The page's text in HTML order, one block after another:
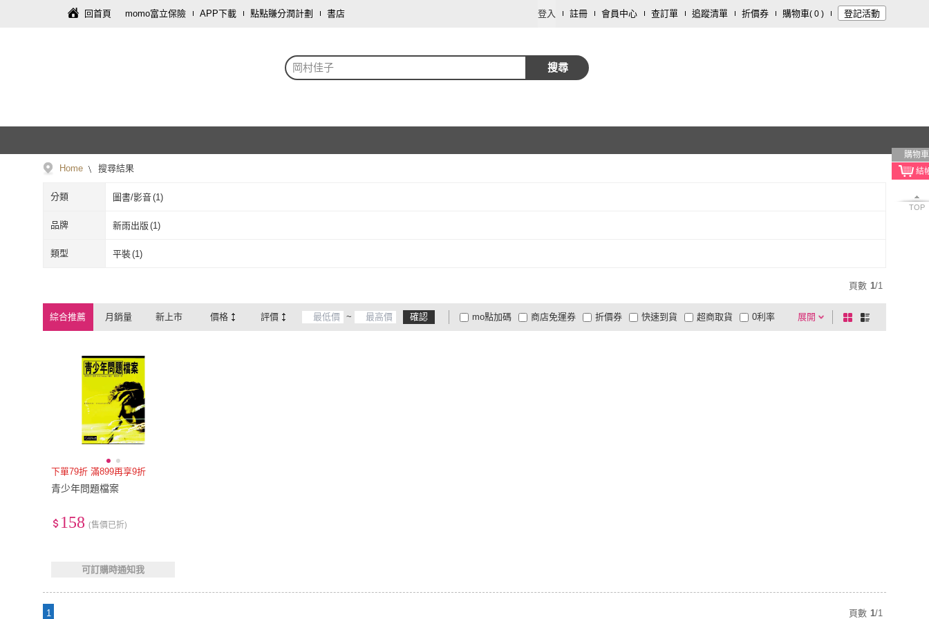
回首頁 momo富立保險 APP下載 點點賺分潤計劃 書店 登入 註冊 會員中心 查訂單 追蹤清單 折價券 購物車( 0 ) 登記活動
岡村佳子 搜尋
購物車
TOP
Home 搜尋結果
分類 圖書/影音(1)
品牌 新雨出版 (1)
新雨出版
類型 平裝(1)
頁數 1/1
綜合推薦 月銷量 新上市 價格 評價 ~ 確認 展開
折價券
有影片
商品有量 電視購物
mo點加碼 快速到貨 超商取貨
大家電安心配
大家電快配
商店免運券 0利率
棋
盤
列
下單79折 滿899再享9折
青少年問題檔案
158 (售價已折)
可訂購時通知我
1 頁數 1/1